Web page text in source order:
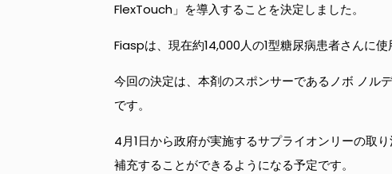
FlexTouch」を導入することを決定しました。
Fiaspは、現在約14,000人の1型糖尿病患者さんに
今回の決定は、本剤のスポンサーであるノボ ノル
です。
4月1日から政府が実施するサプライオンリーの取
補充することができるようになる予定です。